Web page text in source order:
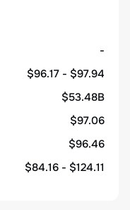
-
$96.17 - $97.94
$53.48B
$97.06
$96.46
$84.16 - $124.11